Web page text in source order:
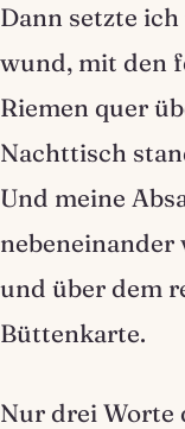
Dann setzte
wund, mit den
Riemen quer
Nachttisch
Und meine
nebeneinander
und über dem
Büttenkarte.
Nur drei Worte